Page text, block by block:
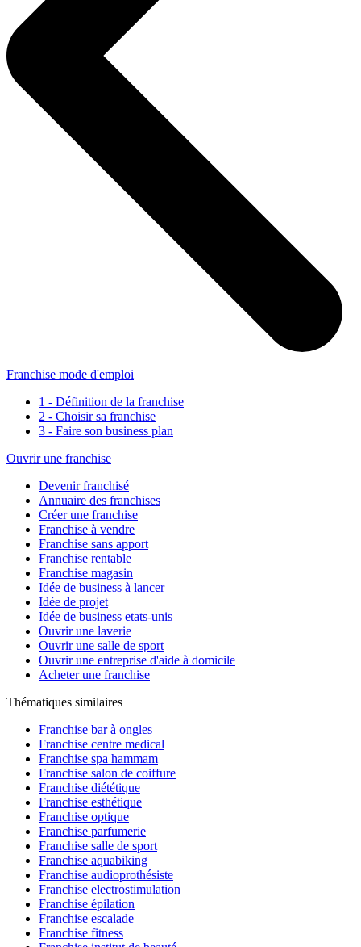
Franchise mode d'emploi
1 - Définition de la franchise
2 - Choisir sa franchise
3 - Faire son business plan
Ouvrir une franchise
Devenir franchisé
Annuaire des franchises
Créer une franchise
Franchise à vendre
Franchise sans apport
Franchise rentable
Franchise magasin
Idée de business à lancer
Idée de projet
Idée de business etats-unis
Ouvrir une laverie
Ouvrir une salle de sport
Ouvrir une entreprise d'aide à domicile
Acheter une franchise
Thématiques similaires
Franchise bar à ongles
Franchise centre medical
Franchise spa hammam
Franchise salon de coiffure
Franchise diététique
Franchise esthétique
Franchise optique
Franchise parfumerie
Franchise salle de sport
Franchise aquabiking
Franchise audioprothésiste
Franchise electrostimulation
Franchise épilation
Franchise escalade
Franchise fitness